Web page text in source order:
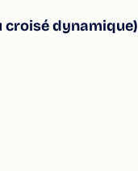
croisé dynamique)